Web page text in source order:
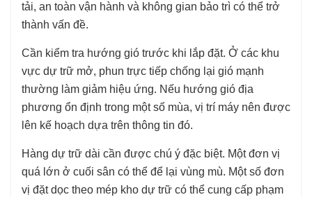
tải, an toàn vận hành và không gian bảo trì có thể trở
thành vấn đề.
Cần kiểm tra hướng gió trước khi lắp đặt. Ở các khu
vực dự trữ mở, phun trực tiếp chống lại gió mạnh
thường làm giảm hiệu ứng. Nếu hướng gió địa
phương ổn định trong một số mùa, vị trí máy nên được
lên kế hoạch dựa trên thông tin đó.
Hàng dự trữ dài cần được chú ý đặc biệt. Một đơn vị
quá lớn ở cuối sân có thể để lại vùng mù. Một số đơn
vị đặt dọc theo mép kho dự trữ có thể cung cấp phạm